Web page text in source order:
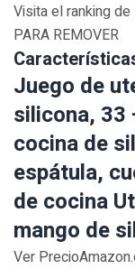
Visita el ranking
PARA REMOVER
Juego de
silicona, 33
cocina de
espátula,
de cocina
mango de
Ver